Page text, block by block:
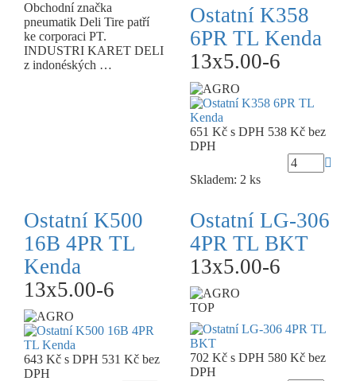
Obchodní značka
pneumatik Deli Tire patří
ke corporaci PT.
INDUSTRI KARET DELI
z indonéských …
Ostatní K358
6PR TL Kenda
13x5.00-6
651 Kč s DPH 538 Kč bez
DPH
Skladem: 2 ks
Ostatní K500
16B 4PR TL
Kenda
13x5.00-6
643 Kč s DPH 531 Kč bez
DPH
Ostatní LG-306
4PR TL BKT
13x5.00-6
TOP
702 Kč s DPH 580 Kč bez
DPH